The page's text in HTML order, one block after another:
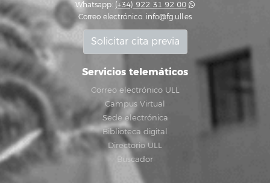
Whatsapp: (+34) 922 31 92 00
Correo electrónico: info@fg.ull.es
Solicitar cita previa
Servicios telemáticos
Correo electrónico ULL
Campus Virtual
Sede electrónica
Biblioteca digital
Directorio ULL
Buscador